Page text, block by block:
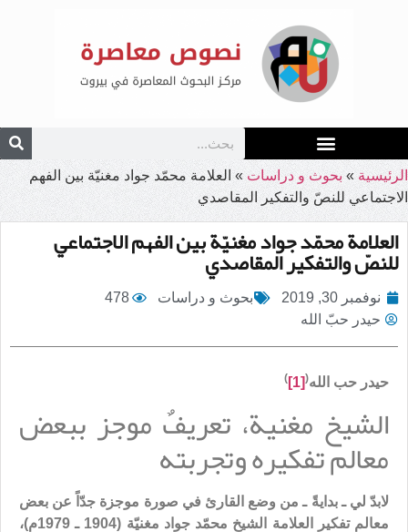
الرئيسية » بحوث و دراسات » العلامة محمّد جواد مغنيّة بين الفهم
الاجتماعي للنصّ والتفكير المقاصدي
العلامة محمّد جواد مغنيّة بين الفهم الاجتماعي
للنصّ والتفكير المقاصدي
نوفمبر 30, 2019 بحوث و دراسات
478
حيدر حبّ الله
حيدر حب الله(
[1]
)
الشيخ مغنية، تعريفٌ موجز ببعض
معالم تفكيره وتجربته
لابدّ لي ـ بدايةً ـ من وضع القارئ في صورة موجزة جدّاً عن بعض
معالم تفكير العلامة الشيخ محمّد جواد مغنيّة (1904 ـ 1979م)،